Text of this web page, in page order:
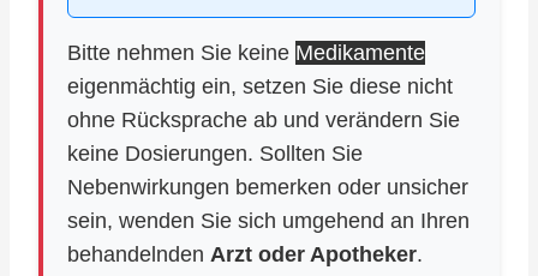
Bitte nehmen Sie keine Medikamente
eigenmächtig ein, setzen Sie diese nicht
ohne Rücksprache ab und verändern Sie
keine Dosierungen. Sollten Sie
Nebenwirkungen bemerken oder unsicher
sein, wenden Sie sich umgehend an Ihren
behandelnden Arzt oder Apotheker.